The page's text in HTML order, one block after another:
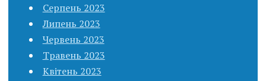
Серпень 2023
Липень 2023
Червень 2023
Травень 2023
Квітень 2023